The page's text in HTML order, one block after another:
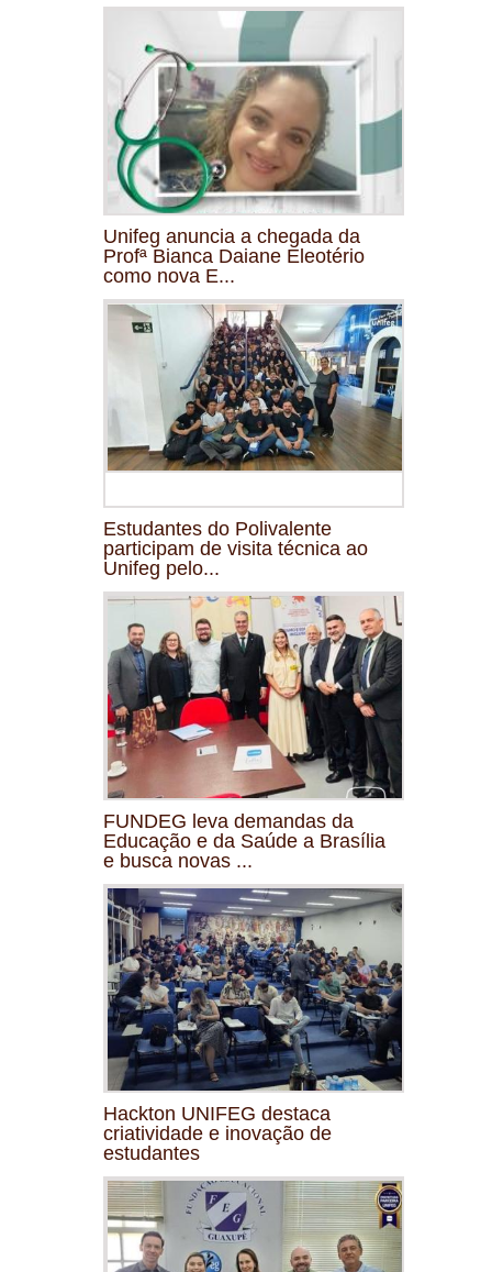
Unifeg anuncia a chegada da
Profª Bianca Daiane Eleotério
como nova E...
Estudantes do Polivalente
participam de visita técnica ao
Unifeg pelo...
FUNDEG leva demandas da
Educação e da Saúde a Brasília
e busca novas ...
Hackton UNIFEG destaca
criatividade e inovação de
estudantes